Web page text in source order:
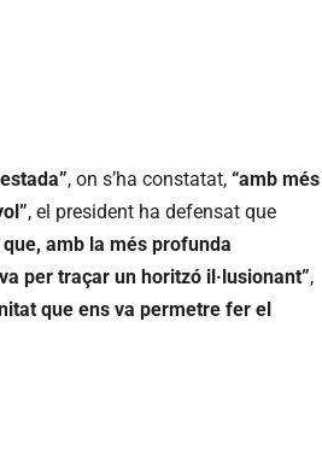
, on s’ha constatat, “amb més
, el president ha defensat que
que, amb la més profunda
per traçar un horitzó il·lusionant”,
que ens va permetre fer el